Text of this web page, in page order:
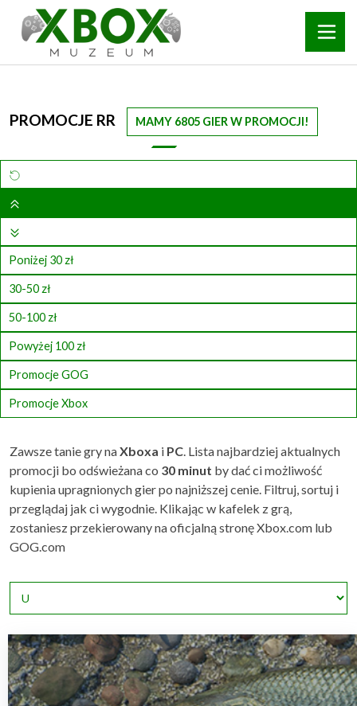
PROMOCJE RR MAMY 6805 GIER W PROMOCJI!
Poniżej 30 zł
30-50 zł
50-100 zł
Powyżej 100 zł
Promocje GOG
Promocje Xbox
Zawsze tanie gry naXboxa i PC . Lista najbardziej aktualnych
promocji bo odświeżana co 30 minut by dać ci możliwość
kupienia upragnionych gier po najniższej cenie. Filtruj, sortuj i
przeglądaj jak ci wygodnie. Klikając w kafelek z grą,
zostaniesz przekierowany na oficjalną stronę Xbox.com lub
GOG.com